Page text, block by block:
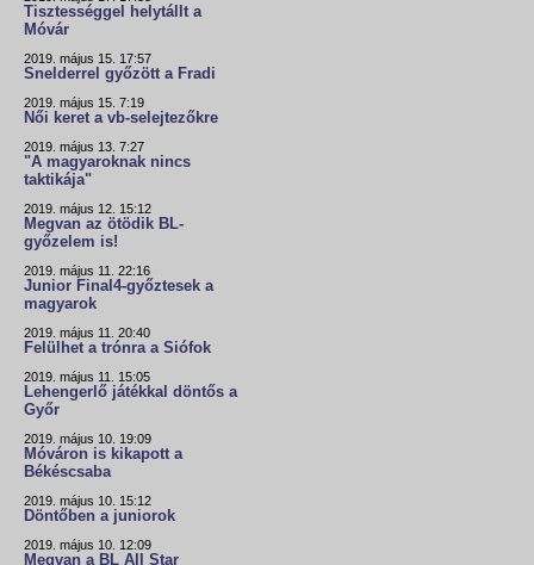
Tisztességgel helytállt a
Móvár
2019. május 15. 17:57
Snelderrel győzött a Fradi
2019. május 15. 7:19
Női keret a vb-selejtezőkre
2019. május 13. 7:27
"A magyaroknak nincs
taktikája"
2019. május 12. 15:12
Megvan az ötödik BL-
győzelem is!
2019. május 11. 22:16
Junior Final4-győztesek a
magyarok
2019. május 11. 20:40
Felülhet a trónra a Siófok
2019. május 11. 15:05
Lehengerlő játékkal döntős a
Győr
2019. május 10. 19:09
Móváron is kikapott a
Békéscsaba
2019. május 10. 15:12
Döntőben a juniorok
2019. május 10. 12:09
Megvan a BL All Star